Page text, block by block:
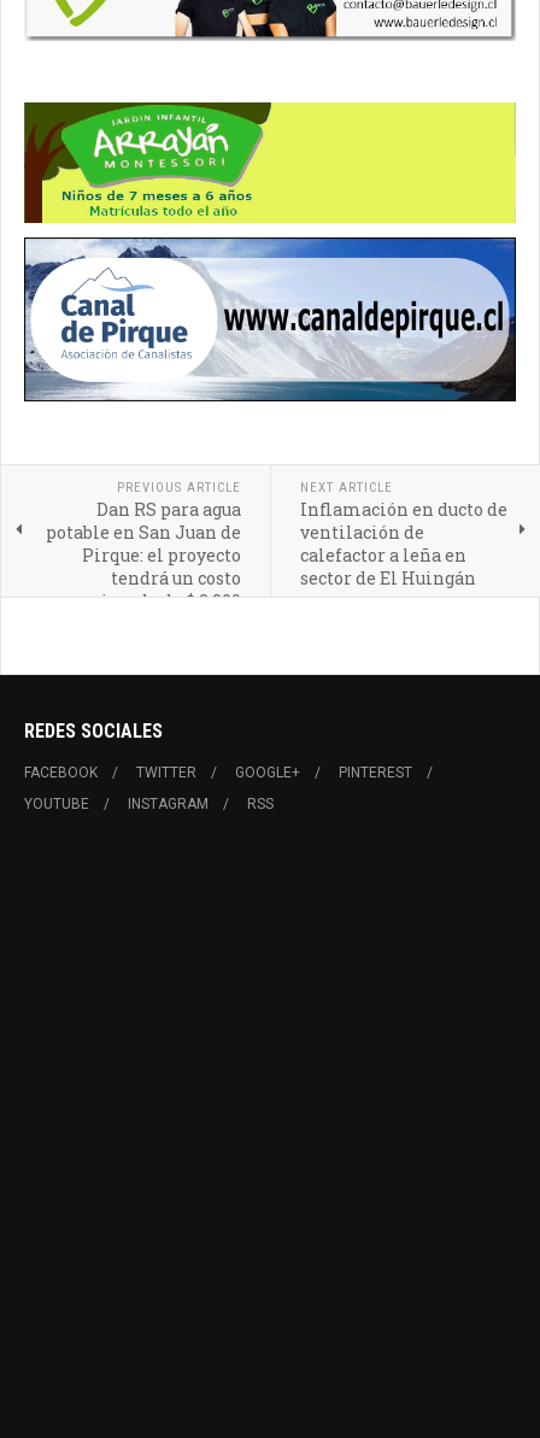
PREVIOUS ARTICLE
Dan RS para agua
potable en San Juan de
Pirque: el proyecto
tendrá un costo
aproximado de $ 2.300
NEXT ARTICLE
Inflamación en ducto de
ventilación de
calefactor a leña en
sector de El Huingán
REDES SOCIALES
FACEBOOK TWITTER GOOGLE+
PINTEREST
YOUTUBE
INSTAGRAM RSS